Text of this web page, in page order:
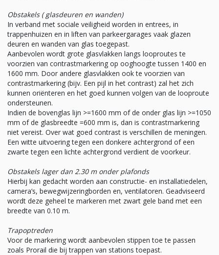
Obstakels ( glasdeuren en wanden)
In verband met sociale veiligheid worden in entrees, in
trappenhuizen en in liften van parkeergarages vaak glazen
deuren en wanden van glas toegepast.
Aanbevolen wordt grote glasvlakken langs looproutes te
voorzien van contrastmarkering op ooghoogte tussen 1400 en
1600 mm. Door andere glasvlakken ook te voorzien van
contrastmarkering (bijv. Een pijl in het contrast) zal het zich
kunnen oriënteren en het goed kunnen volgen van de looproute
ondersteunen.
Indien de bovenglas lijn >=1600 mm of de onder glas lijn >=1050
mm of de glasbreedte =600 mm is, dan is contrastmarkering
niet vereist. Over wat goed contrast is verschillen de meningen.
Een witte uitvoering tegen een donkere achtergrond of een
zwarte tegen een lichte achtergrond verdient de voorkeur.
Obstakels lager dan 2.30 m onder plafonds
Hierbij kan gedacht worden aan constructie- en installatiedelen,
camera’s, bewegwijzeringborden en, ventilatoren. Geadviseerd
wordt deze geheel te markeren met zwart gele band met een
breedte van 0.10 m.
Trapoptreden
Voor de markering wordt aanbevolen stippen toe te passen
zoals Prorail die bij trappen van stations toepast.